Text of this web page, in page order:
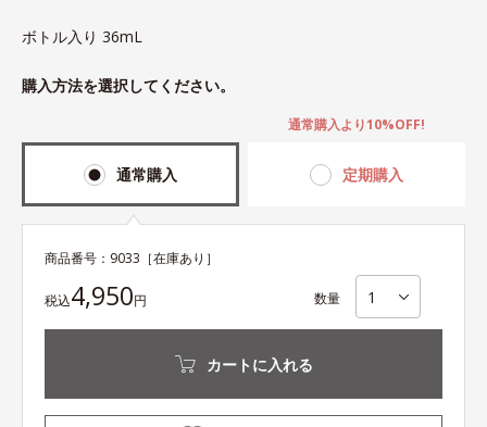
ボトル入り 36mL
購入方法を選択してください。
通常購入 定期購入
通常購入より10%OFF!
商品番号： 9033 ［在庫あり］
税込4,950円 数量
カートに入れる